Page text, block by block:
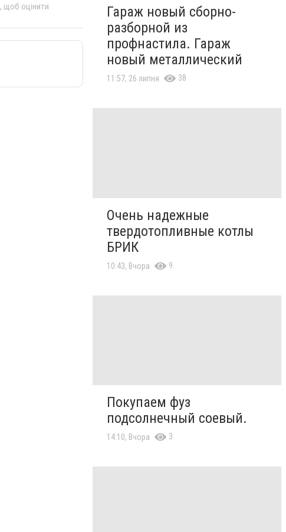
, щоб оцінити
Гараж новый сборно-
разборной из
профнастила. Гараж
новый металлический
11:57, 26 липня 38
Очень надежные
твердотопливные котлы
БРИК
10:43, Вчора 9
Покупаем фуз
подсолнечный соевый.
14:10, Вчора 3